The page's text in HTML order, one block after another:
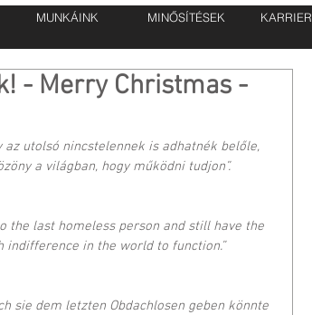
MUNKÁINK MINŐSÍTÉSEK KARRIER
- Merry Christmas -
utolsó nincstelennek is adhatnék belőle,
a világban, hogy működni tudjon”.
the last homeless person and still have the
indifference in the world to function.”
sie dem letzten Obdachlosen geben könnte